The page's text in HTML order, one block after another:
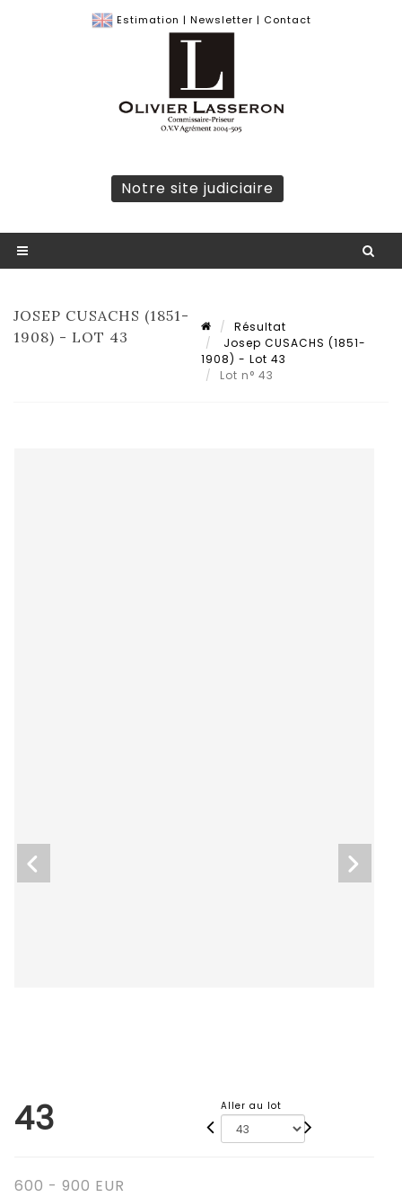
Estimation | Newsletter | Contact
Notre site judiciaire
JOSEP CUSACHS (1851-
1908) - LOT 43
Résultat
Josep CUSACHS (1851-
1908) - Lot 43
Lot n° 43
43 Aller au lot
600 - 900 EUR